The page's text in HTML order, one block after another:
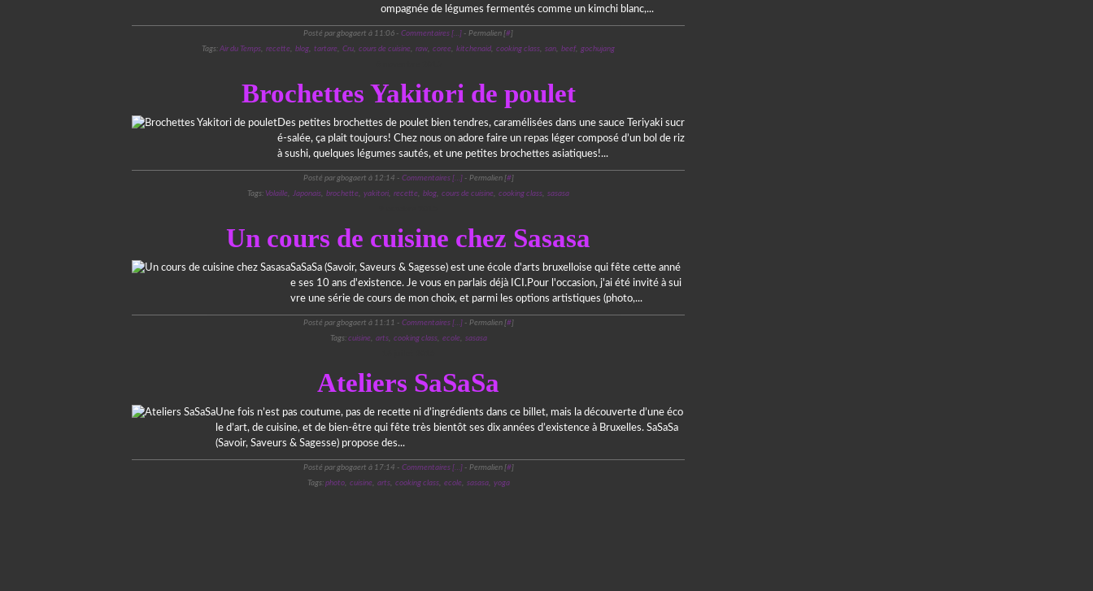
ompagnée de légumes fermentés comme un kimchi blanc,...
Posté par gbogaert à 11:06 - Commentaires […] - Permalien [#]
Tags: Air du Temps, recette, blog, tartare, Cru, cours de cuisine, raw, coree, kitchenaid, cooking class, san, beef, gochujang
Brochettes Yakitori de poulet
Des petites brochettes de poulet bien tendres, caramélisées dans une sauce Teriyaki sucr
é-salée, ça plait toujours! Chez nous on adore faire un repas léger composé d’un bol de riz
à sushi, quelques légumes sautés, et une petites brochettes asiatiques!...
Posté par gbogaert à 12:14 - Commentaires […]- Permalien [#]
Tags: Volaille, Japonais, brochette, yakitori, recette, blog, cours de cuisine, cooking class, sasasa
Un cours de cuisine chez Sasasa
SaSaSa (Savoir, Saveurs & Sagesse) est une école d'arts bruxelloise qui fête cette anné
e ses 10 ans d'existence. Je vous en parlais déjà ICI.Pour l'occasion, j'ai été invité à sui
vre une série de cours de mon choix, et parmi les options artistiques (photo,...
Posté par gbogaert à 11:11 - Commentaires […]- Permalien [#]
Tags: cuisine, arts, cooking class, ecole, sasasa
Ateliers SaSaSa
Une fois n’est pas coutume, pas de recette ni d’ingrédients dans ce billet, mais la découverte d’une éco
le d’art, de cuisine, et de bien-être qui fête très bientôt ses dix années d’existence à Bruxelles. SaSaSa
(Savoir, Saveurs & Sagesse) propose des...
Posté par gbogaert à 17:14 - Commentaires […]- Permalien [#]
Tags: photo, cuisine, arts, cooking class, ecole, sasasa, yoga